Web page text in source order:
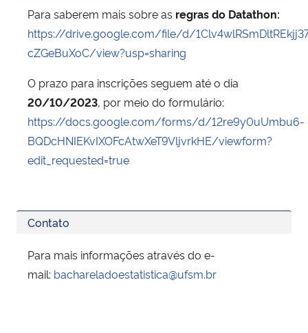
Para saberem mais sobre as regras do Datathon:
https://drive.google.com/file/d/
cZGeBuXoC/view?usp=sharing
O prazo para inscrições seguem até o dia
20/10/2023, por meio do formulário:
https://docs.google.com/forms/d/12re9y0uUmbu6-
BQDcHNIEKvIXOFcAtwXeT9VljvrkHE/viewform?
edit_requested=true
Contato
Para mais informações através do e-
mail: bachareladoestatistica@ufsm.br